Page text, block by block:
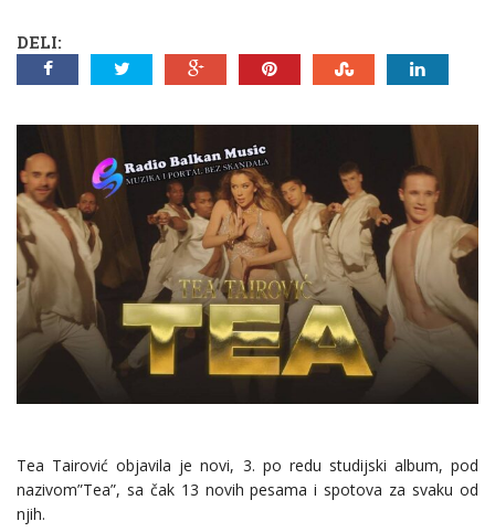
DELI:
Tea Tairović objavila je novi, 3. po redu studijski album, pod
nazivom”Tea”, sa čak 13 novih pesama i spotova za svaku od
njih.